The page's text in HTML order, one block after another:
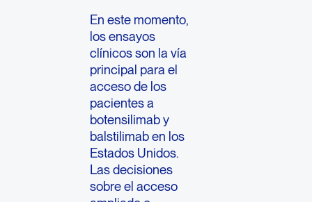
En este momento,
los ensayos
clínicos son la vía
principal para el
acceso de los
pacientes a
botensilimab y
balstilimab en los
Estados Unidos.
Las decisiones
sobre el acceso